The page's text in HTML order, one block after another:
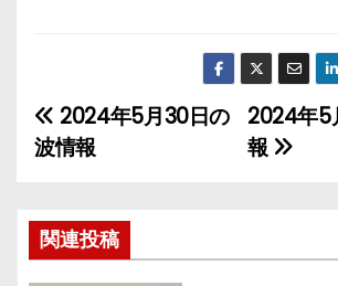
投
稿
ナ
ビ
2024年5
報
2024年5月30日の
波情報
関連投稿